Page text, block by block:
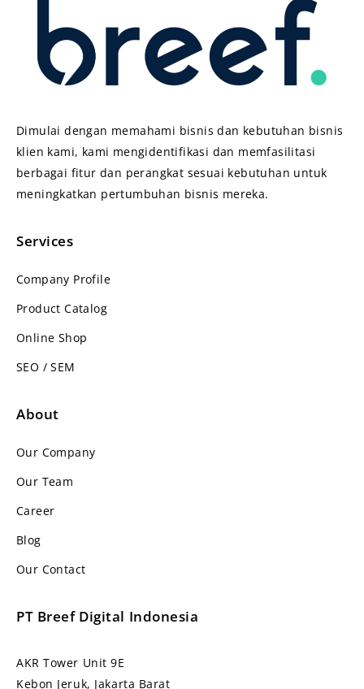
Dimulai dengan memahami bisnis dan kebutuhan bisnis
klien kami, kami mengidentifikasi dan memfasilitasi
berbagai fitur dan perangkat sesuai kebutuhan untuk
meningkatkan pertumbuhan bisnis mereka.
Services
Company Profile
Product Catalog
Online Shop
SEO / SEM
About
Our Company
Our Team
Career
Blog
Our Contact
PT Breef Digital Indonesia
AKR Tower Unit 9E
Kebon Jeruk, Jakarta Barat